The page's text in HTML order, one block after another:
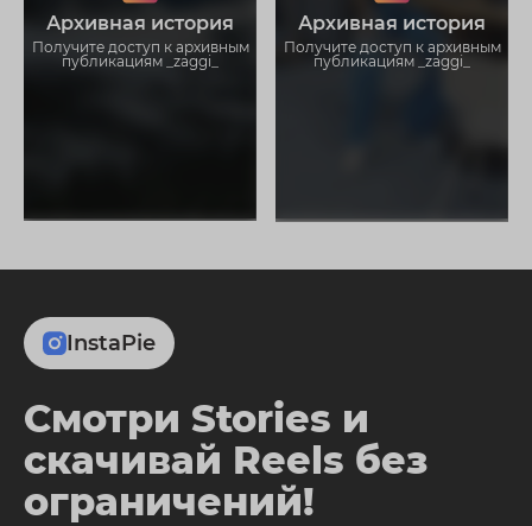
Архивная история
Получите доступ к архивным
публикациям _zaggi_
Загружайте истории без
ограничений
Архивная история
Получите доступ к архивным
публикациям _zaggi_
Загружайте истории без
ограничений
InstaPie
Смотри Stories и
скачивай Reels без
ограничений!